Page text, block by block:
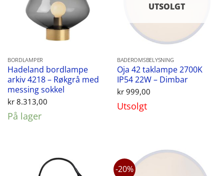
BORDLAMPER
Hadeland bordlampe
arkiv 4218 – Røkgrå med
messing sokkel
kr8.313,00
På lager
UTSOLGT
BADEROMSBELYSNING
Oja 42 taklampe 2700K
IP54 22W – Dimbar
kr999,00
Utsolgt
-20%